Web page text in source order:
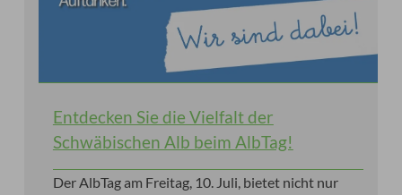
Entdecken Sie die Vielfalt der
Schwäbischen Alb beim AlbTag!
Der AlbTag am Freitag, 10. Juli, bietet nicht nur